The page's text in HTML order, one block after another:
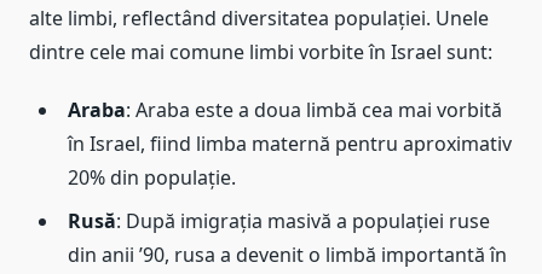
alte limbi, reflectând diversitatea populației. Unele
dintre cele mai comune limbi vorbite în Israel sunt:
Araba: Araba este a doua limbă cea mai vorbită
în Israel, fiind limba maternă pentru aproximativ
20% din populație.
Rusă: După imigrația masivă a populației ruse
din anii ’90, rusa a devenit o limbă importantă în